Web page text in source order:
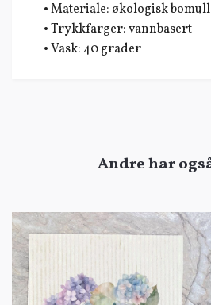
• Materiale: økologisk bomull
• Trykkfarger: vannbasert
• Vask: 40 grader